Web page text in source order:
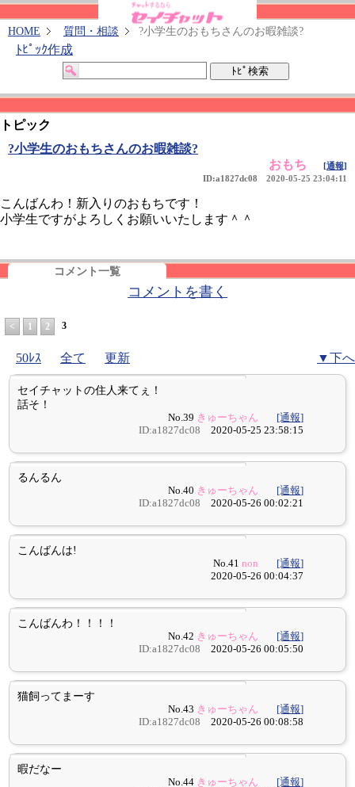
HOME 質問・相談 ?小学生のおもちさんのお暇雑談?
ﾄﾋﾟｯｸ作成
トピック
?小学生のおもちさんのお暇雑談?
おもち
[通報]
ID:a1827dc08 2020-05-25 23:04:11
こんばんわ！新入りのおもちです！
小学生ですがよろしくお願いいたします＾＾
コメント一覧
コメントを書く
< 1 2 3
50ﾚｽ 全て 更新 ▼下へ
セイチャットの住人来てぇ！
話そ！
No.39 きゅーちゃん
[通報]
ID:a1827dc08 2020-05-25 23:58:15
るんるん
No.40 きゅーちゃん
[通報]
ID:a1827dc08 2020-05-26 00:02:21
こんばんは!
No.41non
[通報]
2020-05-26 00:04:37
こんばんわ！！！！
No.42 きゅーちゃん
[通報]
ID:a1827dc08 2020-05-26 00:05:50
猫飼ってまーす
No.43 きゅーちゃん
[通報]
ID:a1827dc08 2020-05-26 00:08:58
暇だなー
No.44 きゅーちゃん
[通報]